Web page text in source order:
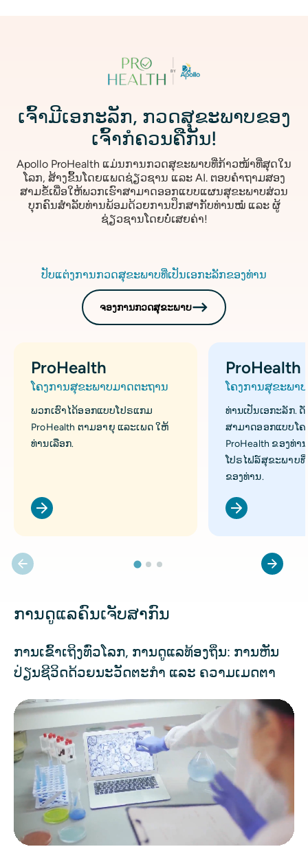
ເຈົ້າມີເອກະລັກ, ກວດສຸຂະພາບຂອງ
ເຈົ້າກໍຄວນຄືກັນ!
Apollo ProHealth ແມ່ນການກວດສຸຂະພາບທີ່ກ້າວໜ້າທີ່ສຸດໃນ
ໂລກ, ສ້າງຂຶ້ນໂດຍແພດຊ່ຽວຊານ ແລະ AI. ຕອບຄຳຖາມສອງ
ສາມຂໍ້ເພື່ອໃຫ້ພວກເຮົາສາມາດອອກແບບແຜນສຸຂະພາບສ່ວນ
ບຸກຄົນສຳລັບທ່ານພ້ອມດ້ວຍການປຶກສາກັບທ່ານໝໍ ແລະ ຜູ້
ຊ່ຽວຊານໂດຍບໍ່ເສຍຄ່າ!
ປັບແຕ່ງການກວດສຸຂະພາບທີ່ເປັນເອກະລັກຂອງທ່ານ
ຈອງການກວດສຸຂະພາບ
ProHealth
ໂຄງການສຸຂະພາບມາດຕະຖານ
ພວກເຮົາໄດ້ອອກແບບໂປຣແກມ
ProHealth ຕາມອາຍຸ ແລະເພດ ໃຫ້
ທ່ານເລືອກ.
ໂຄງການສຸຂະພາ
ທ່ານເປັນເອກະລັກ.
ສາມາດອອກແບບໂຄ
ProHealth ຂອງທ່າ
ໂປຣໄຟລ໌ສຸຂະພາບທີ່
ຂອງທ່ານ.
ໄຟລ໌ວິດີໂອ
ການດູແລຄົນເຈັບສາກົນ
ການເຂົ້າເຖິງທົ່ວໂລກ, ການດູແລທ້ອງຖິ່ນ: ການຫັນ
ປ່ຽນຊີວິດດ້ວຍນະວັດຕະກໍາ ແລະ ຄວາມເມດຕາ